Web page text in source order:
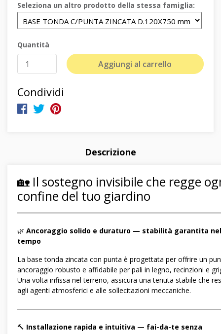
Seleziona un altro prodotto della stessa famiglia:
Quantità
Aggiungi al carrello
Condividi
Descrizione
🏡 Il sostegno invisibile che regge
confine del tuo giardino
🌿 Ancoraggio solido e duraturo — stabilità garantita nel
tempo
La base tonda zincata con punta è progettata per offrire un
ancoraggio robusto e affidabile per pali in legno, recinzioni e
Una volta infissa nel terreno, assicura una tenuta stabile che
agli agenti atmosferici e alle sollecitazioni meccaniche.
🔨 Installazione rapida e intuitiva — fai-da-te senza